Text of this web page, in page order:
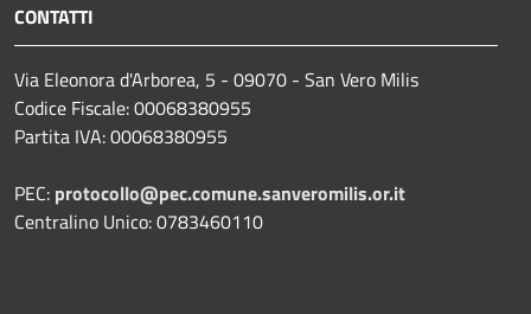
CONTATTI
Via Eleonora d'Arborea, 5 - 09070 - San Vero Milis
Codice Fiscale: 00068380955
Partita IVA: 00068380955
PEC: protocollo@pec.comune.sanveromilis.or.it
Centralino Unico: 0783460110